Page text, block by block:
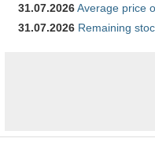
31.07.2026Average price
31.07.2026 Remaining